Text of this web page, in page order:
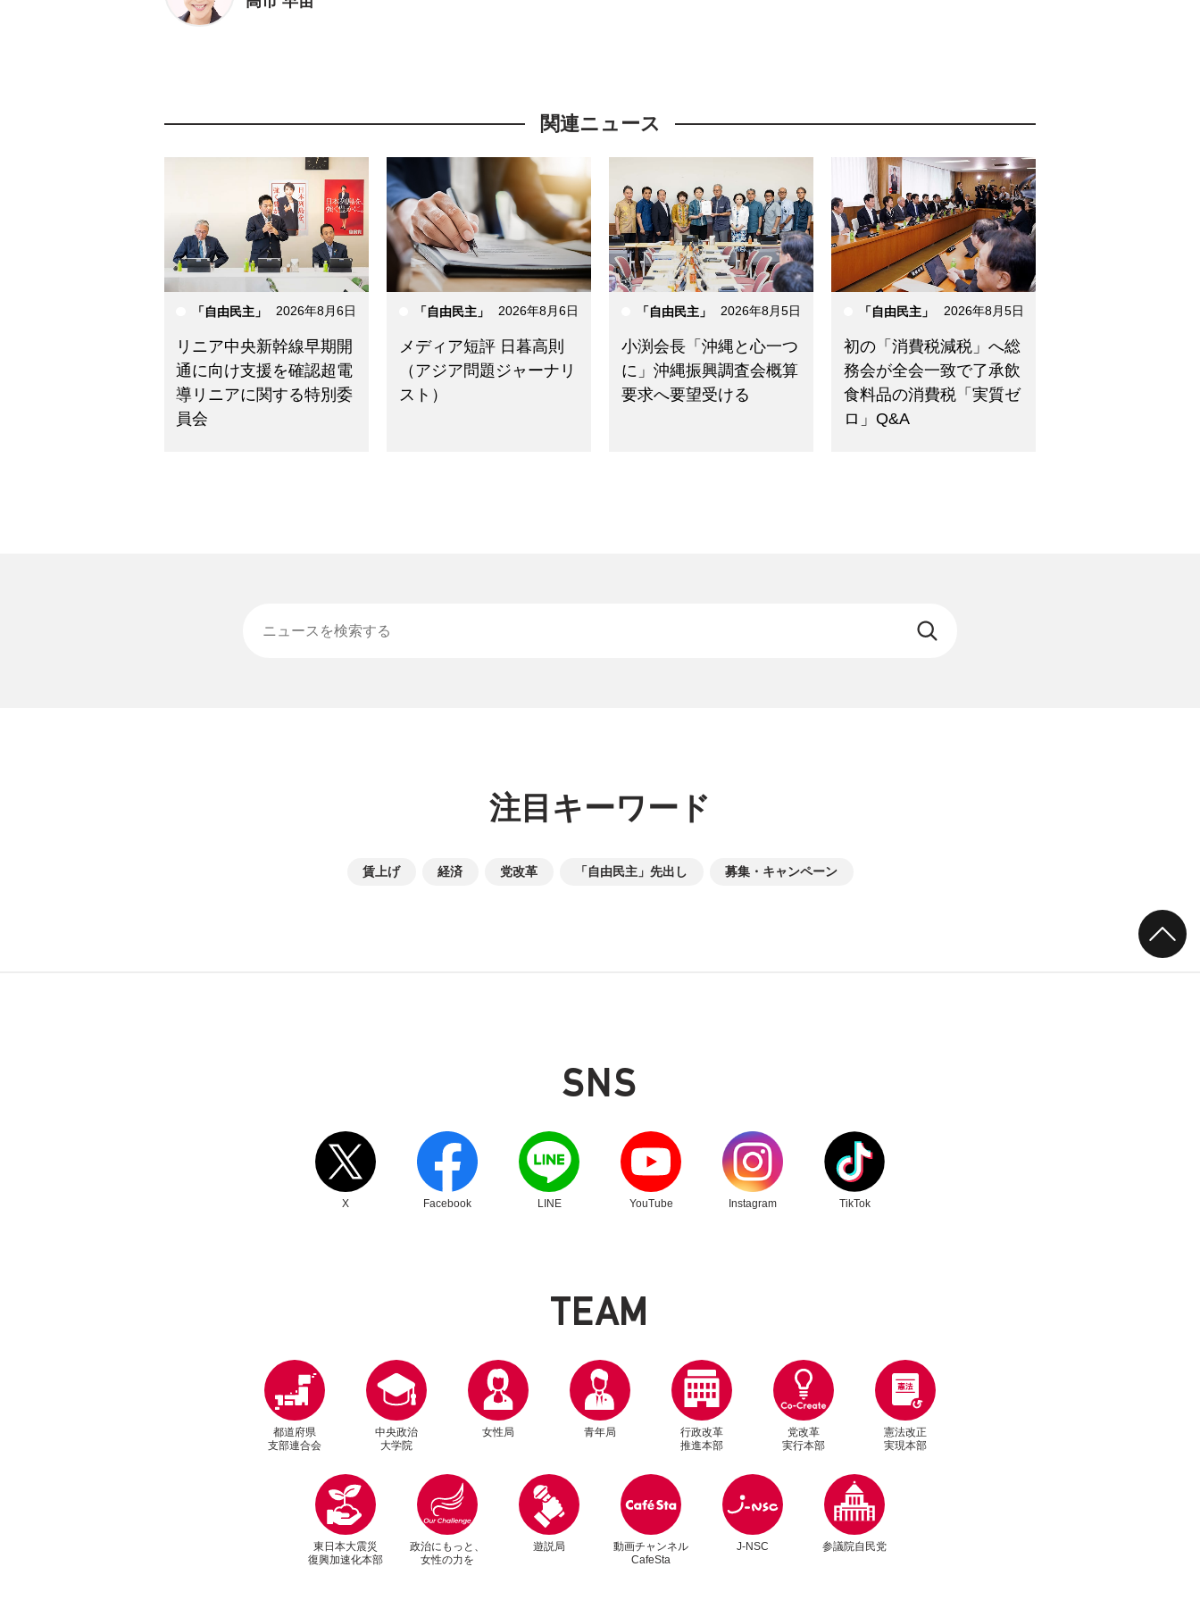
関連ニュース
「自由民主」 2026年8月6日
リニア中央新幹線早期開
通に向け支援を確認超電
導リニアに関する特別委
員会
「自由民主」 2026年8月6日
メディア短評 日暮高則
（アジア問題ジャーナリ
スト）
「自由民主」 2026年8月5日
小渕会長「沖縄と心一つ
に」沖縄振興調査会概算
要求へ要望受ける
「自由民主」 2026年8月5日
初の「消費税減税」へ総
務会が全会一致で了承飲
食料品の消費税「実質ゼ
ロ」Q&A
注目キーワード
賃上げ 経済 党改革 「自由民主」先出し 募集・キャンペーン
SNS
X
別ウィンドウリンク
Facebook
別ウィンドウリンク
LINE
別ウィンドウリンク
YouTube
別ウィンドウリンク
Instagram
別ウィンドウリンク
TikTok
別ウィンドウリンク
TEAM
都道府県
支部連合会
中央政治
大学院
女性局 青年局
行政改革
推進本部
党改革
実行本部
憲法改正
実現本部
東日本大震災
復興加速化本部
政治にもっと、
女性の力を
別ウィンドウリンク
遊説局
別ウィンドウリンク
動画チャンネル
CafeSta
J-NSC 参議院自民党
別ウィンドウリンク